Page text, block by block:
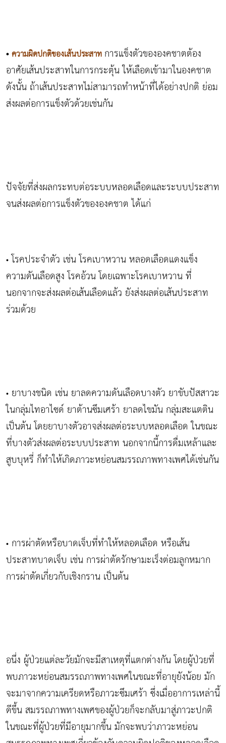
• ความผิดปกติของเส้นประสาท การแข็งตัวขององคชาตต้อง
อาศัยเส้นประสาทในการกระตุ้น ให้เลือดเข้ามาในองคชาต
ดังนั้น ถ้าเส้นประสาทไม่สามารถทำหน้าที่ได้อย่างปกติ ย่อม
ส่งผลต่อการแข็งตัวด้วยเช่นกัน
ปัจจัยที่ส่งผลกระทบต่อระบบหลอดเลือดและระบบประสาท
จนส่งผลต่อการแข็งตัวขององคชาต ได้แก่
•โรคประจำตัว เช่น โรคเบาหวาน หลอดเลือดแดงแข็ง
ความดันเลือดสูง โรคอ้วน โดยเฉพาะโรคเบาหวาน ที่
นอกจากจะส่งผลต่อเส้นเลือดแล้ว ยังส่งผลต่อเส้นประสาท
ร่วมด้วย
• ยาบางชนิด เช่น ยาลดความดันเลือดบางตัว ยาขับปัสสาวะ
ในกลุ่มไทอาไซด์ ยาต้านซึมเศร้า ยาลดไขมัน กลุ่มสะแตติน
เป็นต้น โดยยาบางตัวอาจส่งผลต่อระบบหลอดเลือด ในขณะ
ที่บางตัวส่งผลต่อระบบประสาท นอกจากนี้การดื่มเหล้าและ
สูบบุหรี่ ก็ทำให้เกิดภาวะหย่อนสมรรถภาพทางเพศได้เช่นกัน
• การผ่าตัดหรือบาดเจ็บที่ทำให้หลอดเลือด หรือเส้น
ประสาทบาดเจ็บ เช่น การผ่าตัดรักษามะเร็งต่อมลูกหมาก
การผ่าตัดเกี่ยวกับเชิงกราน เป็นต้น
อนึ่ง ผู้ป่วยแต่ละวัยมักจะมีสาเหตุที่แตกต่างกัน โดยผู้ป่วยที่
พบภาวะหย่อนสมรรถภาพทางเพศในขณะที่อายุยังน้อย มัก
จะมาจากความเครียดหรือภาวะซึมเศร้า ซึ่งเมื่ออาการเหล่านี้
ดีขึ้น สมรรถภาพทางเพศของผู้ป่วยก็จะกลับมาสู่ภาวะปกติ
ในขณะที่ผู้ป่วยที่มีอายุมากขึ้น มักจะพบว่าภาวะหย่อน